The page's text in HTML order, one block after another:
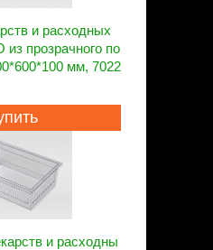
и расходных
из прозрачного по
мм, 7022
и расходны